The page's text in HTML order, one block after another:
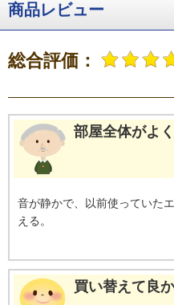
商品レビュー
総合評価：
部屋全体がよ
音が静かで、以前使っていた
える。
買い替えて良